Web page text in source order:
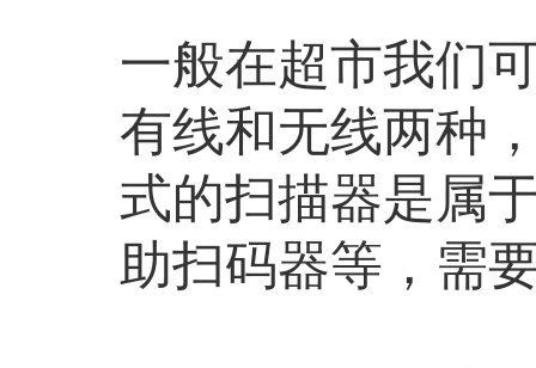
一般在超市我们
有线和无线两种
式的扫描器是属
助扫码器等，需